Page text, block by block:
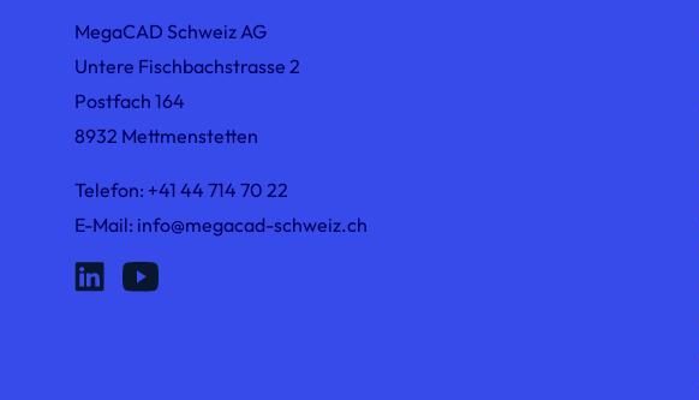
MegaCAD Schweiz AG
Untere Fischbachstrasse 2
Postfach 164
8932 Mettmenstetten
Telefon: +41 44 714 70 22
E-Mail: info@megacad-schweiz.ch